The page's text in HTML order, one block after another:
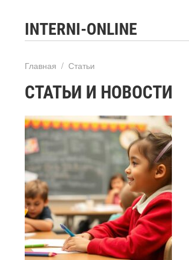
INTERNI-ONLINE
Главная / Статьи
СТАТЬИ И НОВОСТИ